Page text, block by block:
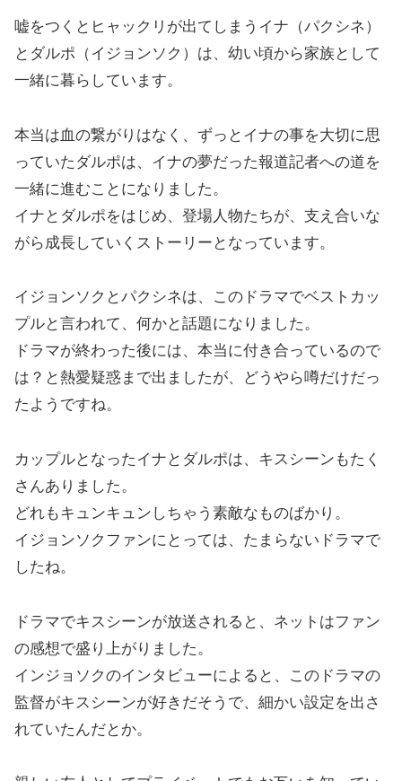
嘘をつくとヒャックリが出てしまうイナ（パクシネ）
とダルポ（イジョンソク）は、幼い頃から家族として
一緒に暮らしています。
本当は血の繋がりはなく、ずっとイナの事を大切に思
っていたダルポは、イナの夢だった報道記者への道を
一緒に進むことになりました。
イナとダルポをはじめ、登場人物たちが、支え合いな
がら成長していくストーリーとなっています。
イジョンソクとパクシネは、このドラマでベストカッ
プルと言われて、何かと話題になりました。
ドラマが終わった後には、本当に付き合っているので
は？と熱愛疑惑まで出ましたが、どうやら噂だけだっ
たようですね。
カップルとなったイナとダルポは、キスシーンもたく
さんありました。
どれもキュンキュンしちゃう素敵なものばかり。
イジョンソクファンにとっては、たまらないドラマで
したね。
ドラマでキスシーンが放送されると、ネットはファン
の感想で盛り上がりました。
インジョソクのインタビューによると、このドラマの
監督がキスシーンが好きだそうで、細かい設定を出さ
れていたんだとか。